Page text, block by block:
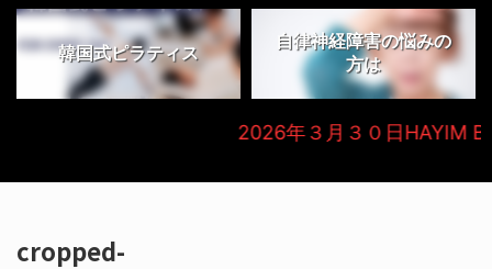
韓国式ピラティス
自律神経障害の悩みの
方は
2026年３月３０日HAYIM
cropped-